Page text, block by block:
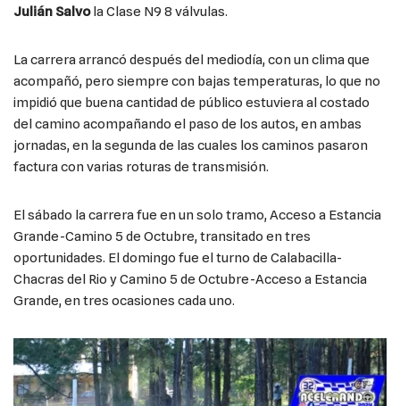
Julián Salvola Clase N9 8 válvulas.
La carrera arrancó después del mediodía, con un clima que
acompañó, pero siempre con bajas temperaturas, lo que no
impidió que buena cantidad de público estuviera al costado
del camino acompañando el paso de los autos, en ambas
jornadas, en la segunda de las cuales los caminos pasaron
factura con varias roturas de transmisión.
El sábado la carrera fue en un solo tramo, Acceso a Estancia
Grande-Camino 5 de Octubre, transitado en tres
oportunidades. El domingo fue el turno de Calabacilla-
Chacras del Rio y Camino 5 de Octubre-Acceso a Estancia
Grande, en tres ocasiones cada uno.